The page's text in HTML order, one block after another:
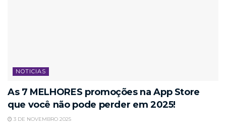
NOTICIAS
As 7 MELHORES promoções na App Store
que você não pode perder em 2025!
3 DE NOVEMBRO 2025